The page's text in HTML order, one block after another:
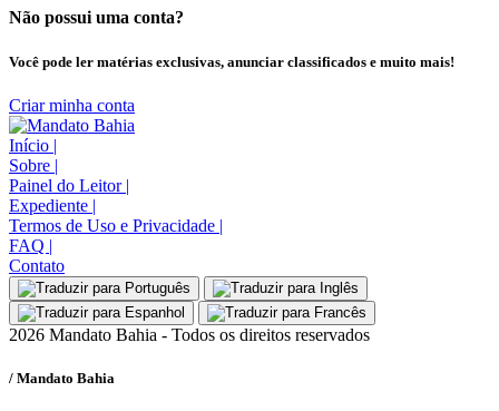
Não possui uma conta?
Você pode ler matérias exclusivas, anunciar classificados e muito mais!
Criar minha conta
Início |
Sobre |
Painel do Leitor |
Expediente |
Termos de Uso e Privacidade |
FAQ |
Contato
2026 Mandato Bahia - Todos os direitos reservados
/ Mandato Bahia